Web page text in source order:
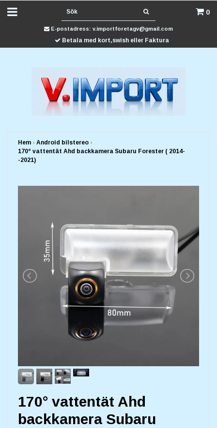
0
E-postadress: v.importforetagv@gmail.com
Betala med kort,swish eller Faktura
Hem › Android bilstereo ›
170° vattentät Ahd backkamera Subaru Forester ( 2014-
-2021)
170° vattentät Ahd
backkamera Subaru